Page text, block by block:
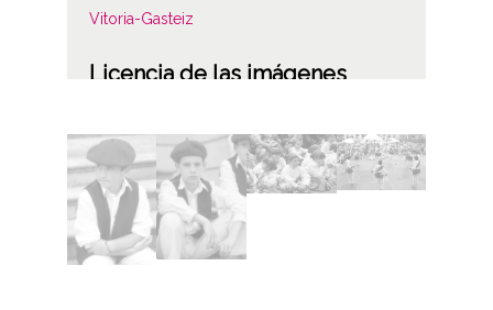
Vitoria-Gasteiz
Licencia de las imágenes
Identificador
ES.01059.ATHA.DIP.OD.28128-28205